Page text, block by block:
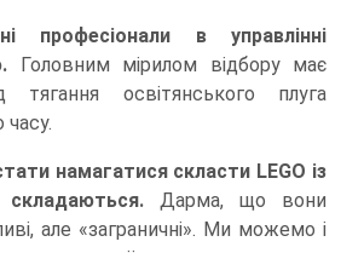
професіонали в управлінні
Головним мірилом відбору має
тягання освітянського плуга
намагатися скласти LEGO із
Дарма, що вони
але «заграничні». Ми можемо і